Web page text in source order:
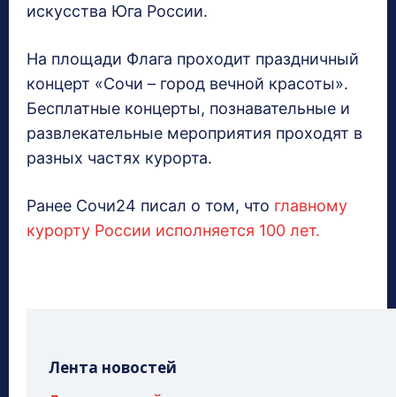
искусства Юга России.
На площади Флага проходит праздничный
концерт «Сочи – город вечной красоты».
Бесплатные концерты, познавательные и
развлекательные мероприятия проходят в
разных частях курорта.
Ранее Сочи24 писал о том, что главному
курорту России исполняется 100 лет.
Лента новостей